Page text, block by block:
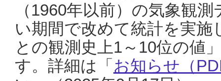
（1960年以前）の気象観
い期間で改めて統計を実
との観測史上1～10位の値
す。詳細は「 お知らせ（